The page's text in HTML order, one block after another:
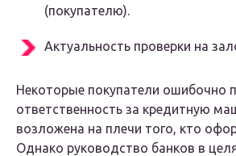
(покупателю).
Актуальность проверки на
Некоторые покупатели ошибочно
ответственность за кредитную
возложена на плечи того, кто
Однако руководство банков в